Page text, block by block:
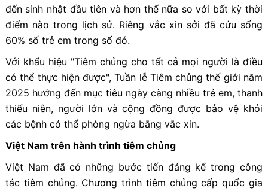
đến sinh nhật đầu tiên và hơn thế nữa so với bất kỳ thời
điểm nào trong lịch sử. Riêng vắc xin sởi đã cứu sống
60% số trẻ em trong số đó.
Với khẩu hiệu "Tiêm chủng cho tất cả mọi người là điều
có thể thực hiện được", Tuần lễ Tiêm chủng thế giới năm
2025 hướng đến mục tiêu ngày càng nhiều trẻ em, thanh
thiếu niên, người lớn và cộng đồng được bảo vệ khỏi
các bệnh có thể phòng ngừa bằng vắc xin.
Việt Nam trên hành trình tiêm chủng
Việt Nam đã có những bước tiến đáng kể trong công
tác tiêm chủng. Chương trình tiêm chủng cấp quốc gia